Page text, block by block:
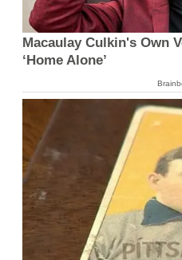
Macaulay Culkin's Own
‘Home Alone’